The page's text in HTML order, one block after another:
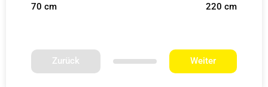
70 cm 220 cm
Zurück Weiter